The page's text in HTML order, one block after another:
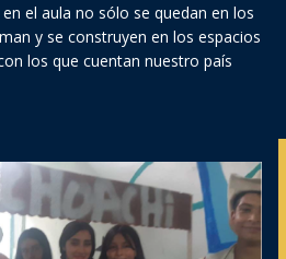
el aula no sólo se quedan en los
y se construyen en los espacios
los que cuentan nuestro país